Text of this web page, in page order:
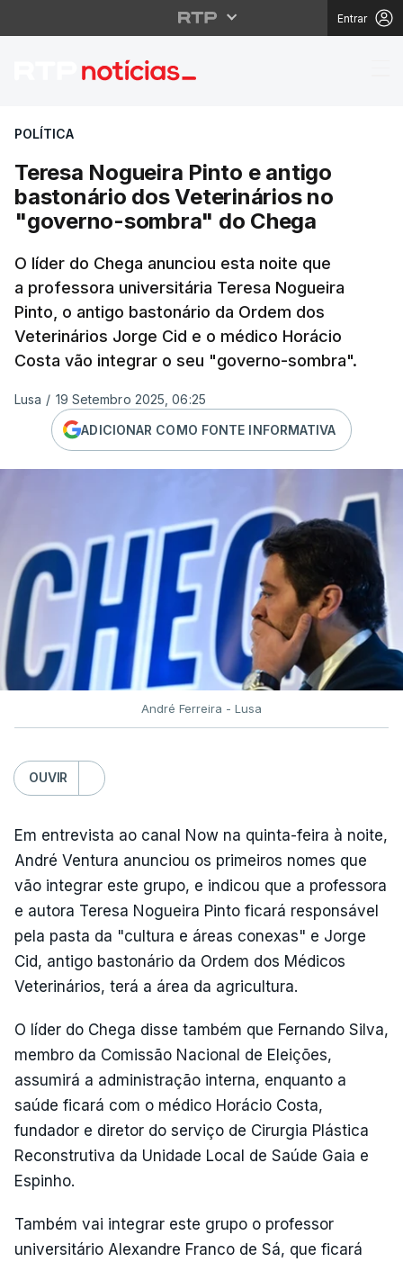
Entrar
Teresa Nogueira
POLÍTICA
Teresa Nogueira Pinto e antigo
bastonário dos Veterinários no
"governo-sombra" do Chega
O líder do Chega anunciou esta noite que
a professora universitária Teresa Nogueira
Pinto, o antigo bastonário da Ordem dos
Veterinários Jorge Cid e o médico Horácio
Costa vão integrar o seu "governo-sombra".
Lusa / 19 Setembro 2025, 06:25
ADICIONAR COMO FONTE INFORMATIVA
André Ferreira - Lusa
OUVIR
Em entrevista ao canal Now na quinta-feira à noite,
André Ventura anunciou os primeiros nomes que
vão integrar este grupo, e indicou que a professora
e autora Teresa Nogueira Pinto ficará responsável
pela pasta da "cultura e áreas conexas" e Jorge
Cid, antigo bastonário da Ordem dos Médicos
Veterinários, terá a área da agricultura.
O líder do Chega disse também que Fernando Silva,
membro da Comissão Nacional de Eleições,
assumirá a administração interna, enquanto a
saúde ficará com o médico Horácio Costa,
fundador e diretor do serviço de Cirurgia Plástica
Reconstrutiva da Unidade Local de Saúde Gaia e
Espinho.
Também vai integrar este grupo o professor
universitário Alexandre Franco de Sá, que ficará